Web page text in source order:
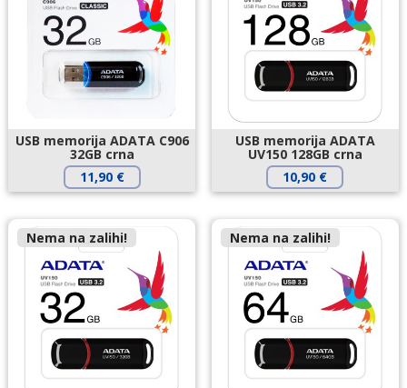
USB memorija ADATA C906
32GB crna
11,90 €
USB memorija ADATA
UV150 128GB crna
10,90 €
Nema na zalihi! Nema na zalihi!